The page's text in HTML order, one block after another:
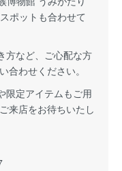
ポットも合わせて
方など、ご心配な方
合わせください。
限定アイテムもご用
来店をお待ちいたし